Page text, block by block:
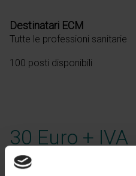
30 Euro + IVA
per professioni ECM
Destinatari ECM
Tutte le professioni sanitarie
100 posti disponibili